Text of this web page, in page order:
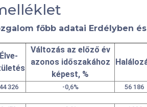
főbb adatai Erdélyben
Élve-
Változás az előző év
azonos időszakához
képest, %
44 326 -0,6% 56 186